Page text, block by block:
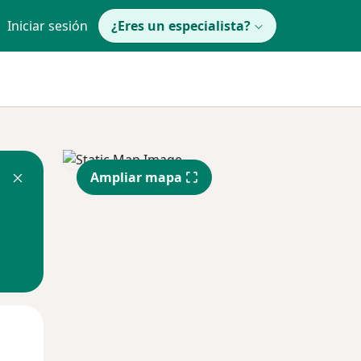
Iniciar sesión ¿Eres un especialista?
Ampliar mapa